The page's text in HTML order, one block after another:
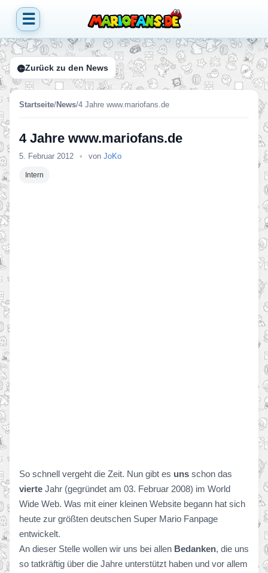
☰
Zurück zu den News
Startseite/News/4 Jahre www.mariofans.de
4 Jahre www.mariofans.de
5. Februar 2012 • von JoKo
Intern
So schnell vergeht die Zeit. Nun gibt es uns schon das
vierte Jahr (gegründet am 03. Februar 2008) im World
Wide Web. Was mit einer kleinen Website begann hat sich
heute zur größten deutschen Super Mario Fanpage
entwickelt.
An dieser Stelle wollen wir uns bei allen Bedanken, die uns
so tatkräftig über die Jahre unterstützt haben und vor allem